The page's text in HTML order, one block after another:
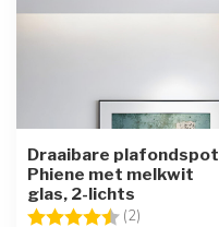
Draaibare plafondspot
Phiene met melkwit
glas, 2-lichts
Beoordeling: (2)